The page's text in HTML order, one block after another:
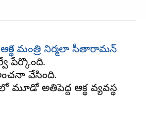
ఆర్థిక మంత్రి నిర్మలా సీతారామన్
పేర్కొంది.
వేసింది.
అతిపెద్ద ఆర్థిక వ్యవస్థ